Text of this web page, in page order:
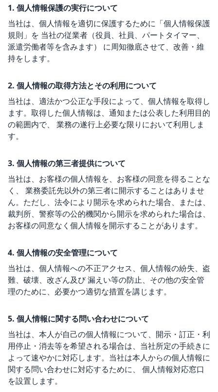
1. 個人情報保護の実行について
当社は、個人情報を適切に保護するために「個人情報保護
規則」を 当社の従業者（役員、社員、パートタイマー、
派遣労働者等を含みます） に周知徹底させて、改善・維
持をします。
2. 個人情報の取得方法とその利用について
当社は、適法かつ公正な手段によって、個人情報を取得し
ます。取得した個人情報は、通知または公表した利用目的
の範囲内で、 業務の遂行上必要な限りにおいて利用しま
す。
3. 個人情報の第三者提供について
当社は、お客様の個人情報を、お客様の同意を得ることな
く、 業務委託先以外の第三者に開示することはありませ
ん。ただし、法令により開示を求められた場合、または、
裁判所、警察等の公的機関から開示を求められた場合は、
お客様の同意なく個人情報を開示することがあります。
4. 個人情報の安全管理について
当社は、個人情報への不正アクセス、個人情報の紛失、盗
難、破壊、改ざん及び 漏えい等の防止、その他の安全管
理のために、必要かつ適切な措置を講じます。
5. 個人情報に関する問い合わせについて
当社は、本人が自己の個人情報について、開示・訂正・利
用停止・消去等を希望される場合は、当社所定の手続きに
よって速やかに対応します。当社は本人からの個人情報に
関する問い合わせに対応するために、 個人情報対応窓口
を設置します。